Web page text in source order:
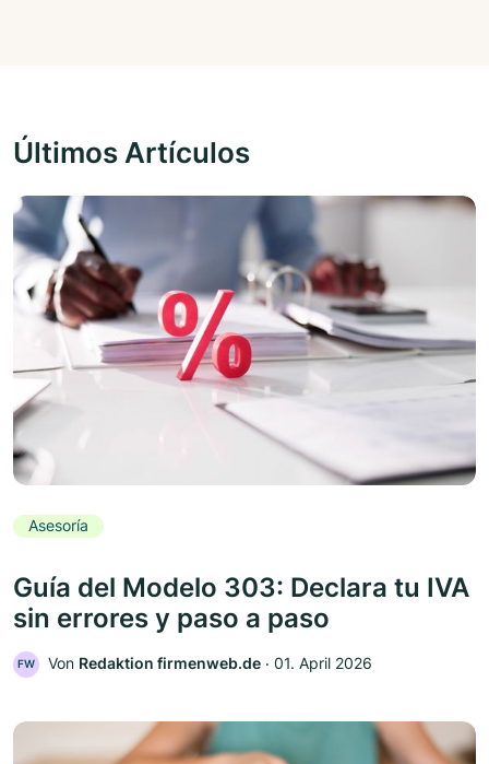
Últimos Artículos
Asesoría
Guía del Modelo 303: Declara tu IVA
sin errores y paso a paso
FW Von Redaktion firmenweb.de ‧ 01. April 2026